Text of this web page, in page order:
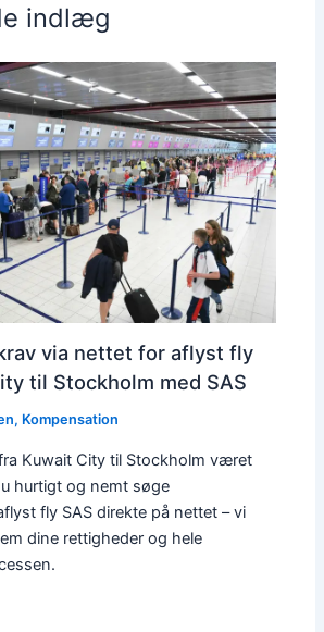
indlæg
via nettet for aflyst fly
til Stockholm med SAS
, Kompensation
Kuwait City til Stockholm været
hurtigt og nemt søge
fly SAS direkte på nettet – vi
dine rettigheder og hele